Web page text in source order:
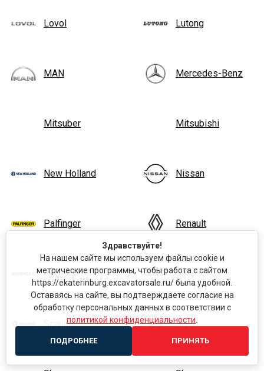
Lovol Lutong
MAN Mercedes-Benz
Mitsuber Mitsubishi
New Holland Nissan
Palfinger Renault
Runmax Sany
Scania SDLG
Здравствуйте!
На нашем сайте мы используем файлы cookie и
метрические программы, чтобы работа с сайтом
https://ekaterinburg.excavatorsale.ru/ была удобной.
Оставаясь на сайте, вы подтверждаете согласие на
обработку персональных данных в соответствии с
политикой конфиденциальности
ПОДРОБНЕЕ ПРИНЯТЬ